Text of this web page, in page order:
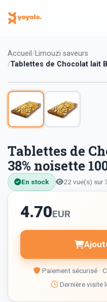
Accueil
Limouzi saveurs
Tablettes de Chocolat lait
Tablettes de
38% noisette
En stock 22 vue(s) sur
4.70EUR
Paiement sécurisé ·
Dernière visite